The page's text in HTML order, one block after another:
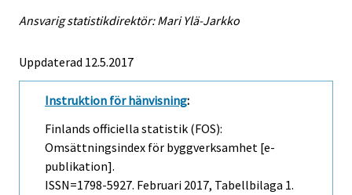
Ansvarig statistikdirektör: Mari Ylä-Jarkko
Uppdaterad 12.5.2017
Instruktion för hänvisning:
Finlands officiella statistik (FOS):
Omsättningsindex för byggverksamhet [e-
publikation].
ISSN=1798-5927. Februari 2017, Tabellbilaga 1.